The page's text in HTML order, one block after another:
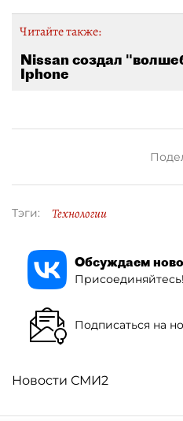
Читайте также:
Nissan создал
Iphone
Тэги: Технологии
Обсуждаем
Присоединяйтесь!
Подписаться на
Новости СМИ2